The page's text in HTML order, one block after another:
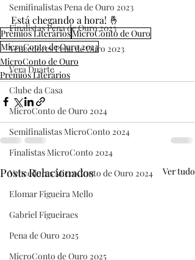
Semifinalistas Pena de Ouro 2023
Finalistas Pena de Ouro 2023
Vencedores Pena de Ouro 2023
Vera Duarte
Clube da Casa
MicroConto de Ouro 2024
Semifinalistas MicroConto 2024
Finalistas MicroConto 2024
Vencedores MicroConto de Ouro 2024
Elomar Figueira Mello
Gabriel Figueiraes
Pena de Ouro 2025
MicroConto de Ouro 2025
Está chegando a hora! 🤞
Prêmios LiteráriosMicroConto de Ouro
MicroConto de Ouro 2023
MicroConto de Ouro
Prêmios Literários
Posts Relacionados Ver tudo